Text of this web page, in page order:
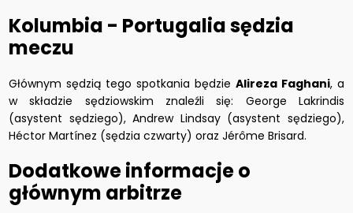
Kolumbia - Portugalia sędzia
meczu
Głównym sędzią tego spotkania będzie Alireza Faghani, a
w składzie sędziowskim znaleźli się: George Lakrindis
(asystent sędziego), Andrew Lindsay (asystent sędziego),
Héctor Martínez (sędzia czwarty) oraz Jérôme Brisard.
Dodatkowe informacje o
głównym arbitrze